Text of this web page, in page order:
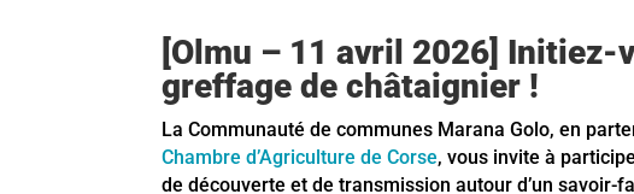
[Olmu – 11 avril 2026] Initiez-
greffage de châtaignier !
La Communauté de communes Marana Golo, en
Chambre d’Agriculture de Corse, vous invite à
de découverte et de transmission autour d’un savoir-